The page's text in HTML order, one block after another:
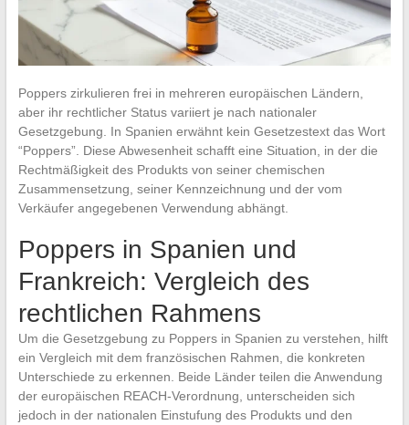
Poppers zirkulieren frei in mehreren europäischen Ländern,
aber ihr rechtlicher Status variiert je nach nationaler
Gesetzgebung. In Spanien erwähnt kein Gesetzestext das Wort
“Poppers”. Diese Abwesenheit schafft eine Situation, in der die
Rechtmäßigkeit des Produkts von seiner chemischen
Zusammensetzung, seiner Kennzeichnung und der vom
Verkäufer angegebenen Verwendung abhängt.
Poppers in Spanien und
Frankreich: Vergleich des
rechtlichen Rahmens
Um die Gesetzgebung zu Poppers in Spanien zu verstehen, hilft
ein Vergleich mit dem französischen Rahmen, die konkreten
Unterschiede zu erkennen. Beide Länder teilen die Anwendung
der europäischen REACH-Verordnung, unterscheiden sich
jedoch in der nationalen Einstufung des Produkts und den